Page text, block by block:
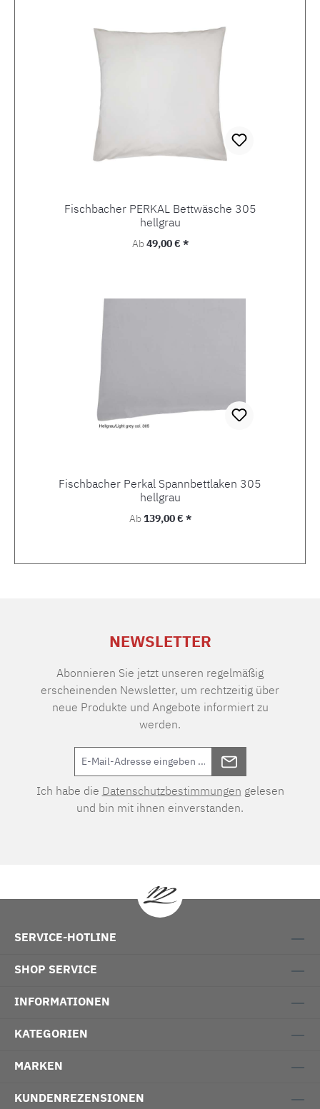
Fischbacher PERKAL Bettwäsche 305
hellgrau
Regulärer Preis:
Ab49,00 € *
Fischbacher Perkal Spannbettlaken 305
hellgrau
Regulärer Preis:
Ab139,00 € *
NEWSLETTER
Abonnieren Sie jetzt unseren regelmäßig
erscheinenden Newsletter, um rechtzeitig über
neue Produkte und Angebote informiert zu
werden.
Ich habe die Datenschutzbestimmungen gelesen
und bin mit ihnen einverstanden.
SERVICE-HOTLINE
SHOP SERVICE
INFORMATIONEN
KATEGORIEN
MARKEN
KUNDENREZENSIONEN